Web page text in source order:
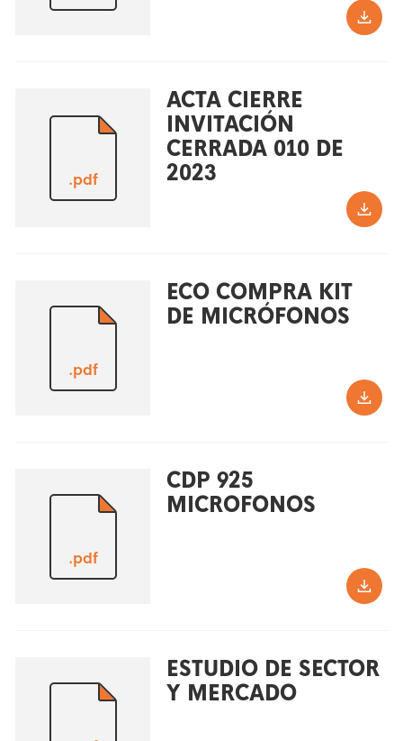
.pdf
ACTA CIERRE
INVITACIÓN
CERRADA 010 DE
2023
.pdf
ECO COMPRA KIT
DE MICRÓFONOS
.pdf
CDP 925
MICROFONOS
ESTUDIO DE SECTOR
Y MERCADO